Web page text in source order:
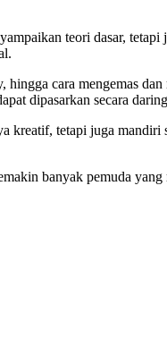
teori dasar,
cara mengemas
dipasarkan secara
tetapi juga
banyak pemuda